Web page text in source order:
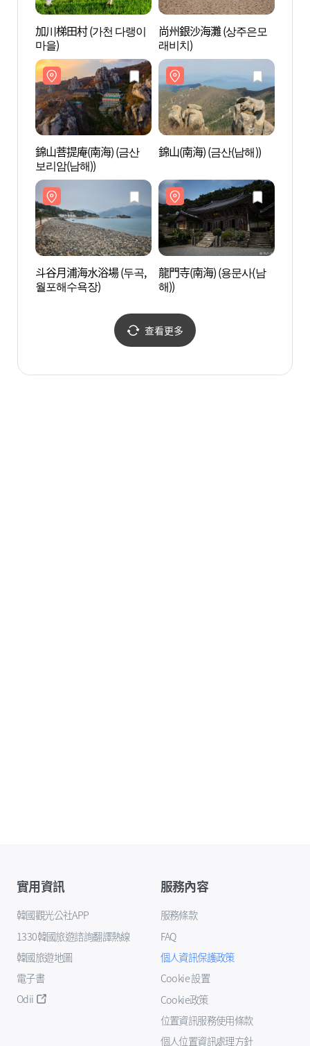
加川梯田村 (가천 다랭이
마을)
尚州銀沙海灘 (상주은모
래비치)
錦山菩提庵(南海) (금산
보리암(남해))
錦山(南海) (금산(남해))
斗谷月浦海水浴場 (두곡,
월포해수욕장)
龍門寺(南海) (용문사(남
해))
查看更多
實用資訊
韓國觀光公社APP
1330韓國旅遊諮詢翻譯熱線
韓國旅遊地圖
電子書
Odii
服務內容
服務條款
FAQ
個人資訊保護政策
Cookie 設置
Cookie政策
位置資訊服務使用條款
個人位置資訊處理方針